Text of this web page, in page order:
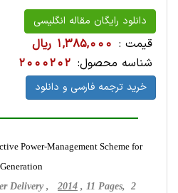
دانلود رایگان مقاله انگلیسی
قیمت : 1,385,000 ریال
شناسه محصول: 2000202
خرید ترجمه فارسی و دانلود
Power-Management Scheme for
Delivery , 2014 , 11 Pages, 2